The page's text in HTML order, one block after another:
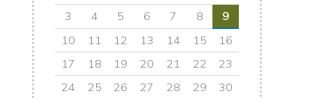
3
4 5 6 7 8
9
10
11 12 13 14 15
16
17
18 19 20 21 22
23
24
25 26 27 28 29 30